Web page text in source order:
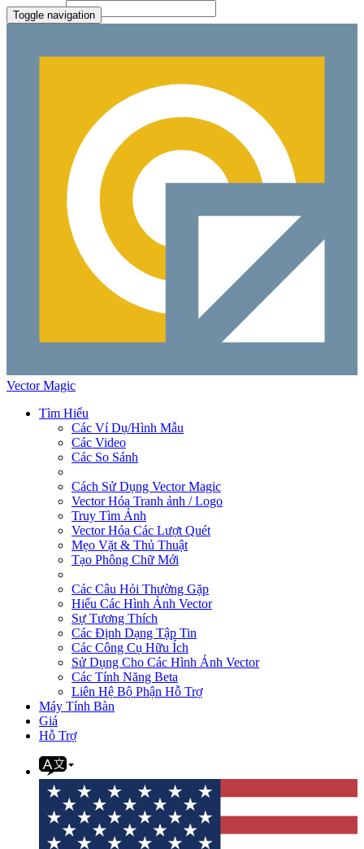
Toggle navigation
Vector Magic
Tìm Hiểu
Các Ví Dụ/Hình Mẫu
Các Video
Các So Sánh
Cách Sử Dụng Vector Magic
Vector Hóa Tranh ảnh / Logo
Truy Tìm Ảnh
Vector Hóa Các Lượt Quét
Mẹo Vặt & Thủ Thuật
Tạo Phông Chữ Mới
Các Câu Hỏi Thường Gặp
Hiểu Các Hình Ảnh Vector
Sự Tương Thích
Các Định Dạng Tập Tin
Các Công Cụ Hữu Ích
Sử Dụng Cho Các Hình Ảnh Vector
Các Tính Năng Beta
Liên Hệ Bộ Phận Hỗ Trợ
Máy Tính Bàn
Giá
Hỗ Trợ
File Picker
Paste Target